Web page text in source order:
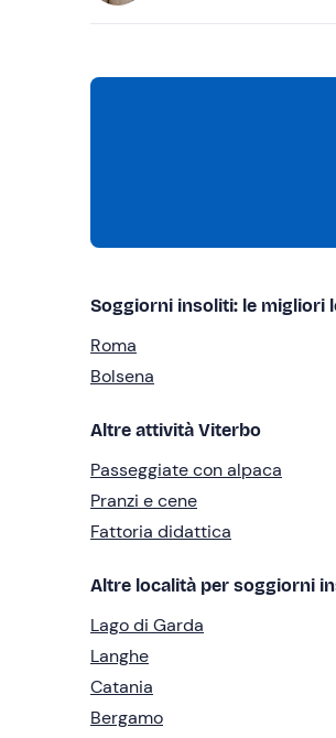
Soggiorni insoliti: le migliori
Roma
Bolsena
Altre attività Viterbo
Passeggiate con alpaca
Pranzi e cene
Fattoria didattica
Altre località per soggiorni
Lago di Garda
Langhe
Catania
Bergamo